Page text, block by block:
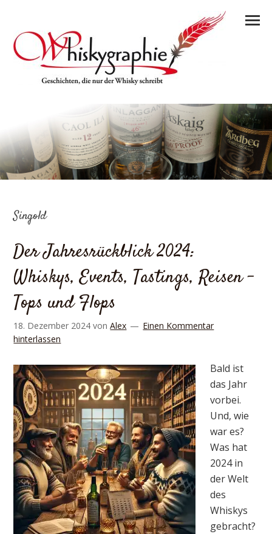
Singold
Der Jahresrückblick 2024:
Whiskys, Events, Tastings, Reisen –
Tops und Flops
18. Dezember 2024 vonAlex
Einen Kommentar
hinterlassen
Bald ist
das Jahr
vorbei.
Und, wie
war es?
Was hat
2024 in
der Welt
des
Whiskys
gebracht?